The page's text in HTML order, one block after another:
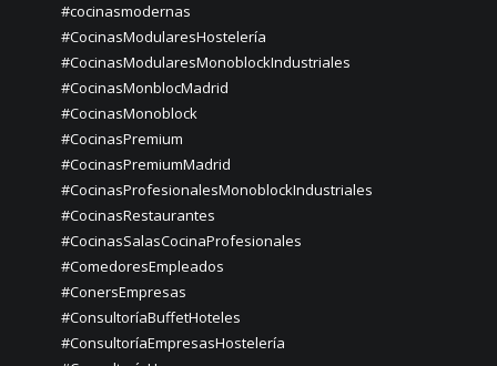
#cocinasmodernas
#CocinasModularesHostelería
#CocinasModularesMonoblockIndustriales
#CocinasMonblocMadrid
#CocinasMonoblock
#CocinasPremium
#CocinasPremiumMadrid
#CocinasProfesionalesMonoblockIndustriales
#CocinasRestaurantes
#CocinasSalasCocinaProfesionales
#ComedoresEmpleados
#ConersEmpresas
#ConsultoríaBuffetHoteles
#ConsultoríaEmpresasHostelería